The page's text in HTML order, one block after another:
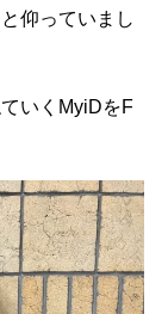
仰っていまし
いくMyiDをF